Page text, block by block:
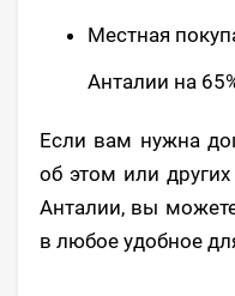
Местная
Анталии на
Если вам нужна
об этом или
Анталии, вы
в любое удобное